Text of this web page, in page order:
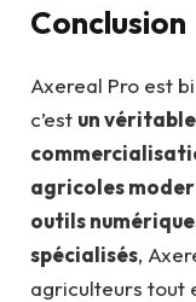
Conclusion
Axereal Pro est
c’est un
agricoles
outils
spécialisés,
agriculteurs tout